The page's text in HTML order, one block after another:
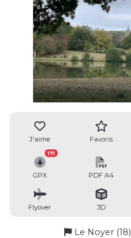
J'aime Favoris
GPX
171
PDF A4
Flyover 3D
Le Noyer (18)